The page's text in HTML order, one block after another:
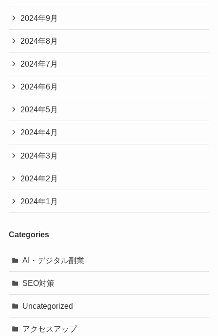
2024年9月
2024年8月
2024年7月
2024年6月
2024年5月
2024年4月
2024年3月
2024年2月
2024年1月
Categories
AI・デジタル副業
SEO対策
Uncategorized
アクセスアップ